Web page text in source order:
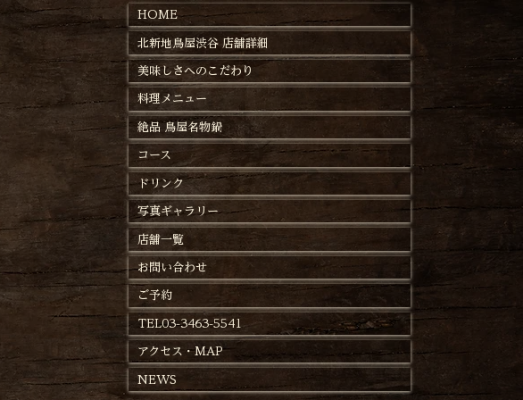
HOME
北新地鳥屋渋谷 店舗詳細
美味しさへのこだわり
料理メニュー
絶品 鳥屋名物鍋
コース
ドリンク
写真ギャラリー
店舗一覧
お問い合わせ
ご予約
TEL03-3463-5541
アクセス・MAP
NEWS